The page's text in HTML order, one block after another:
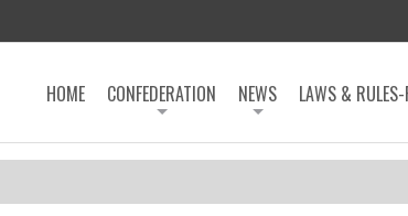
HOME CONFEDERATION NEWS LAWS &